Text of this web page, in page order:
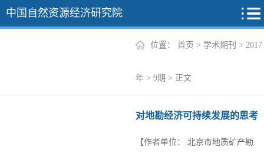
中国自然资源经济研究院
位置： 首页 > 学术期刊 > 2017
年 > 9期 > 正文
对地勘经济可持续发展的思考
【作者单位： 北京市地质矿产勘